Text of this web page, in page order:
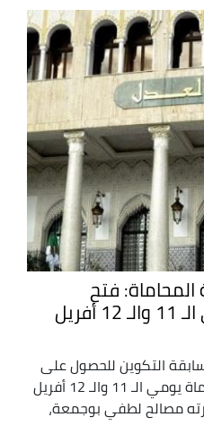
فتح
مسابقة التكوين يومي الـ 11 والـ 12 أفريل
التكوين للحصول على
شهادة الكفاءة لمهنة المحاماة يومي الـ 11 والـ 12 أفريل
مصالح لطفي بوجمعة،